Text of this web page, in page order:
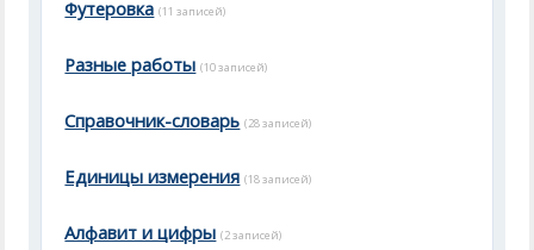
Футеровка (11 записей)
Разные работы (10 записей)
Справочник-словарь (28 записей)
Единицы измерения (18 записей)
Алфавит и цифры (2 записей)